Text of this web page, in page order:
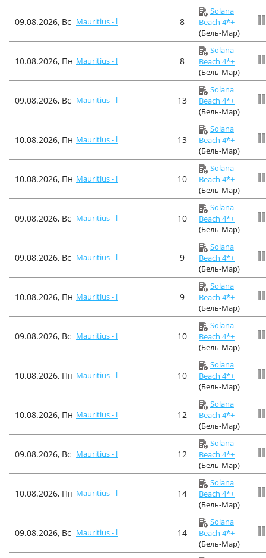
09.08.2026, Вс Mauritius - l 8
Solana
Beach 4*+
(Бель-Мар)
10.08.2026, Пн Mauritius - l 8
Solana
Beach 4*+
(Бель-Мар)
09.08.2026, Вс Mauritius - l 13
Solana
Beach 4*+
(Бель-Мар)
10.08.2026, Пн Mauritius - l 13
Solana
Beach 4*+
(Бель-Мар)
10.08.2026, Пн Mauritius - l 10
Solana
Beach 4*+
(Бель-Мар)
09.08.2026, Вс Mauritius - l 10
Solana
Beach 4*+
(Бель-Мар)
09.08.2026, Вс Mauritius - l 9
Solana
Beach 4*+
(Бель-Мар)
10.08.2026, Пн Mauritius - l 9
Solana
Beach 4*+
(Бель-Мар)
09.08.2026, Вс Mauritius - l 10
Solana
Beach 4*+
(Бель-Мар)
10.08.2026, Пн Mauritius - l 10
Solana
Beach 4*+
(Бель-Мар)
10.08.2026, Пн Mauritius - l 12
Solana
Beach 4*+
(Бель-Мар)
09.08.2026, Вс Mauritius - l 12
Solana
Beach 4*+
(Бель-Мар)
10.08.2026, Пн Mauritius - l 14
Solana
Beach 4*+
(Бель-Мар)
09.08.2026, Вс Mauritius - l 14
Solana
Beach 4*+
(Бель-Мар)